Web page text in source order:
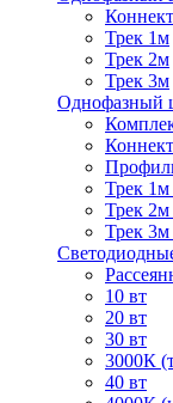
Трек 1м
Трек 2м
Трек 3м
Однофазный
Трек 1м
Трек 2м
Трек 3м
10 вт
20 вт
30 вт
3000К
40 вт